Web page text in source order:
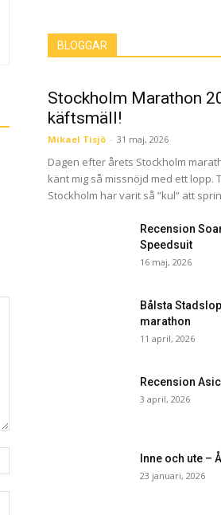
BLOGGAR
Stockholm Marathon
käftsmäll!
Mikael Tisjö - 31 maj, 2026
Dagen efter årets Stockholm
känt mig så missnöjd med ett lopp.
Stockholm har varit så ”kul” att
Recension
Speedsuit
16 maj, 2026
Bålsta
marathon
11 april, 2026
Recension
3 april, 2026
Inne och ute –
23 januari, 2026